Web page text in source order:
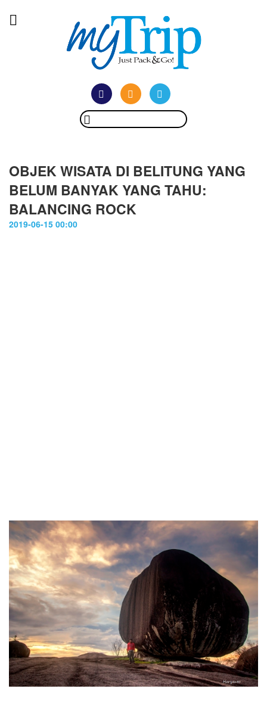
OBJEK WISATA DI BELITUNG YANG
BELUM BANYAK YANG TAHU:
BALANCING ROCK
2019-06-15 00:00